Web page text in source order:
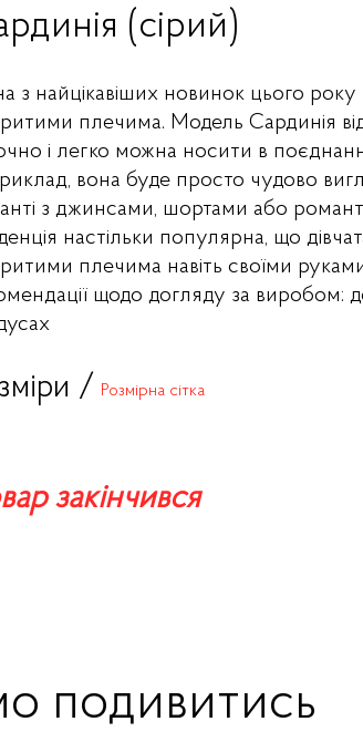
(сірий)
з найцікавіших новинок цього
плечима. Модель Сардинія
і легко можна носити в
вона буде просто чудово
з джинсами, шортами або
настільки популярна, що
плечима навіть своїми
щодо догляду за виробом:
/ Розмірна сітка
закінчився
подивитись